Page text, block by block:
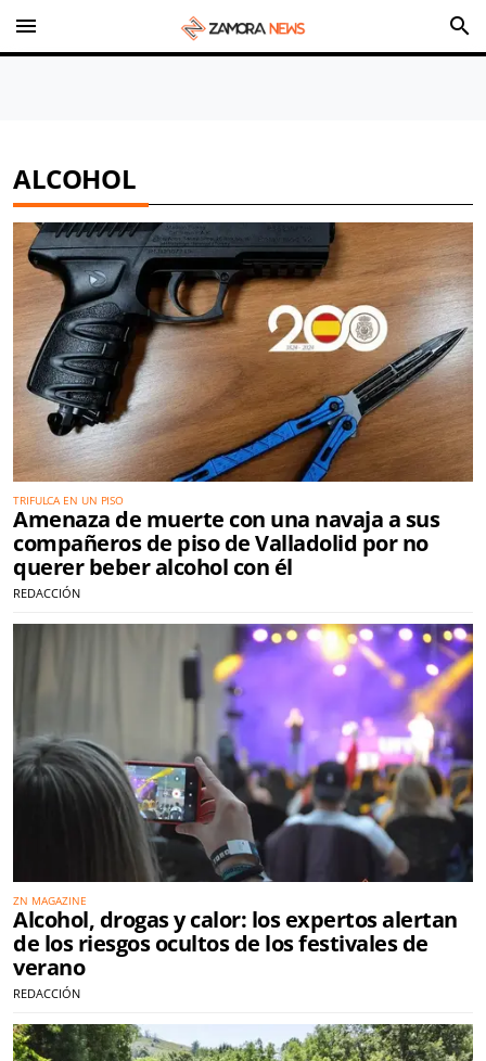
menu search
ALCOHOL
TRIFULCA EN UN PISO
Amenaza de muerte con una navaja a sus
compañeros de piso de Valladolid por no
querer beber alcohol con él
REDACCIÓN
ZN MAGAZINE
Alcohol, drogas y calor: los expertos alertan
de los riesgos ocultos de los festivales de
verano
REDACCIÓN